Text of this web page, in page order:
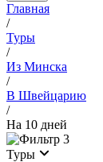
Главная
/
Туры
/
Из Минска
/
В Швейцарию
/
На 10 дней
3
Туры